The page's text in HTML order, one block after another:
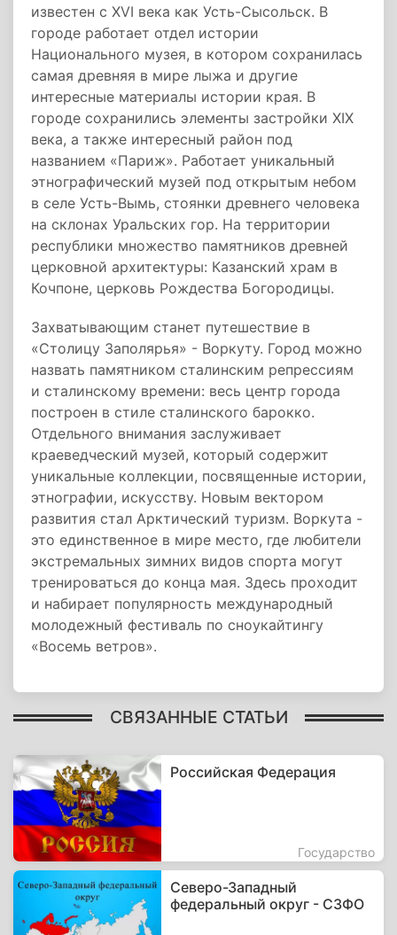
известен с XVI века как Усть-Сысольск. В
городе работает отдел истории
Национального музея, в котором сохранилась
самая древняя в мире лыжа и другие
интересные материалы истории края. В
городе сохранились элементы застройки XIX
века, а также интересный район под
названием «Париж». Работает уникальный
этнографический музей под открытым небом
в селе Усть-Вымь, стоянки древнего человека
на склонах Уральских гор. На территории
республики множество памятников древней
церковной архитектуры: Казанский храм в
Кочпоне, церковь Рождества Богородицы.
Захватывающим станет путешествие в
«Столицу Заполярья» - Воркуту. Город можно
назвать памятником сталинским репрессиям
и сталинскому времени: весь центр города
построен в стиле сталинского барокко.
Отдельного внимания заслуживает
краеведческий музей, который содержит
уникальные коллекции, посвященные истории,
этнографии, искусству. Новым вектором
развития стал Арктический туризм. Воркута -
это единственное в мире место, где любители
экстремальных зимних видов спорта могут
тренироваться до конца мая. Здесь проходит
и набирает популярность международный
молодежный фестиваль по сноукайтингу
«Восемь ветров».
СВЯЗАННЫЕ СТАТЬИ
Российская Федерация
Государство
Северо-Западный
федеральный округ - СЗФО